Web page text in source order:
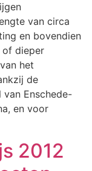
van circa
en bovendien
of dieper
het
de
Enschede-
en voor
2012